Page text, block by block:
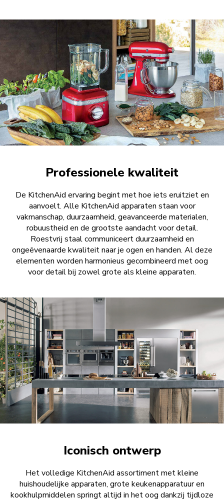
Professionele kwaliteit
De KitchenAid ervaring begint met hoe iets eruitziet en
aanvoelt. Alle KitchenAid apparaten staan voor
vakmanschap, duurzaamheid, geavanceerde materialen,
robuustheid en de grootste aandacht voor detail.
Roestvrij staal communiceert duurzaamheid en
ongeëvenaarde kwaliteit naar je ogen en handen. Al deze
elementen worden harmonieus gecombineerd met oog
voor detail bij zowel grote als kleine apparaten.
Iconisch ontwerp
Het volledige KitchenAid assortiment met kleine
huishoudelijke apparaten, grote keukenapparatuur en
kookhulpmiddelen springt altijd in het oog dankzij tijdloze